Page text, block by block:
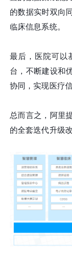
的数据实时双向
临床信息系统。
最后，医院可以
台，不断建设和
协同，实现医疗
总而言之，阿里
的全套迭代升级